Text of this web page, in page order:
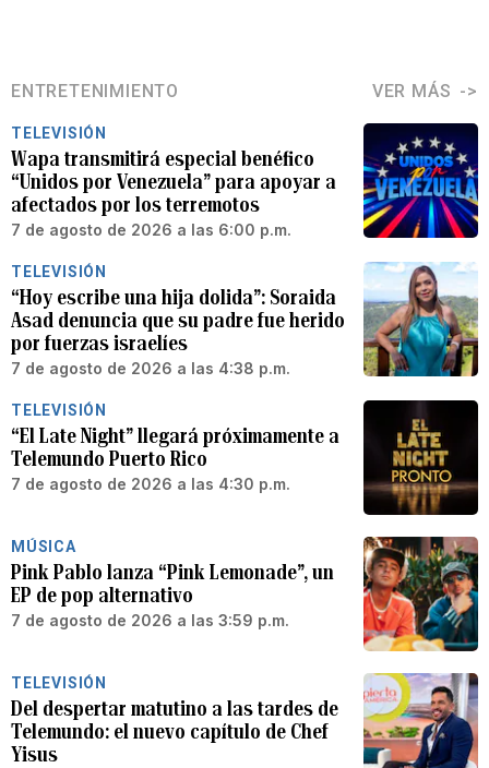
ENTRETENIMIENTO VER MÁS
TELEVISIÓN
Wapa transmitirá especial benéfico
“Unidos por Venezuela” para apoyar a
afectados por los terremotos
7 de agosto de 2026 a las 6:00 p.m.
TELEVISIÓN
“Hoy escribe una hija dolida”: Soraida
Asad denuncia que su padre fue herido
por fuerzas israelíes
7 de agosto de 2026 a las 4:38 p.m.
TELEVISIÓN
“El Late Night” llegará próximamente a
Telemundo Puerto Rico
7 de agosto de 2026 a las 4:30 p.m.
MÚSICA
Pink Pablo lanza “Pink Lemonade”, un
EP de pop alternativo
7 de agosto de 2026 a las 3:59 p.m.
TELEVISIÓN
Del despertar matutino a las tardes de
Telemundo: el nuevo capítulo de Chef
Yisus